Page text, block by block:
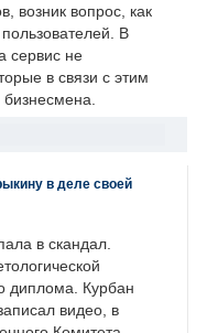
возник вопрос, как
В
сервис не
в связи с этим
бизнесмена.
в деле своей
в скандал.
диплома. Курбан
видео, в